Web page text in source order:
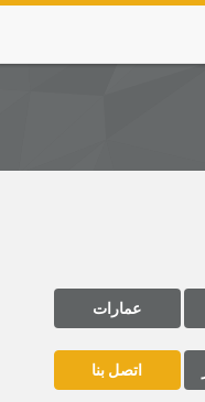
عمارات
اتصل بنا